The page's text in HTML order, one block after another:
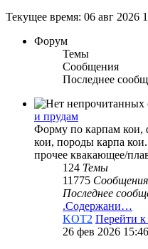
Текущее время: 06 авг 2026
Форум
Темы
Сообщения
Последнее
и прудам
Форму по карпам кои,
кои, породы карпа
прочее квакающее/
124 Темы
11775 Сообщения
Последнее
.Содержани…
KOT2 Перейти
26 фев 2026 15:46